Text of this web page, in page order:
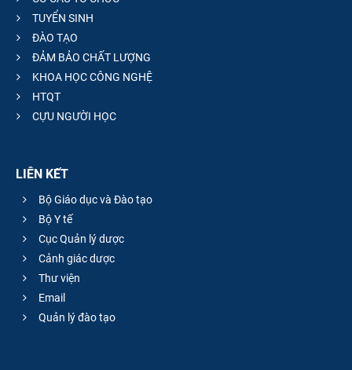
TUYỂN SINH
ĐÀO TẠO
ĐẢM BẢO CHẤT LƯỢNG
KHOA HỌC CÔNG NGHỆ
HTQT
CỰU NGƯỜI HỌC
LIÊN KẾT
Bộ Giáo dục và Đào tạo
Bộ Y tế
Cục Quản lý dược
Cảnh giác dược
Thư viện
Email
Quản lý đào tạo